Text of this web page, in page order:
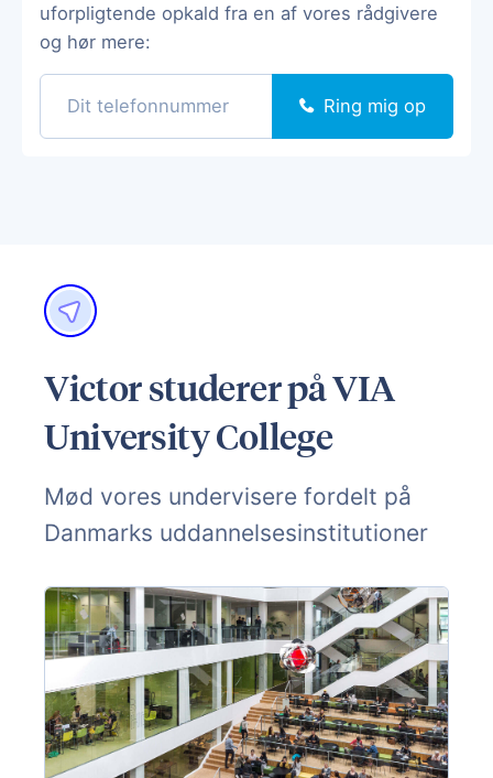
uforpligtende opkald fra en af vores rådgivere
og hør mere:
Ring mig op
Victor studerer på VIA
University College
Mød vores undervisere fordelt på
Danmarks uddannelsesinstitutioner